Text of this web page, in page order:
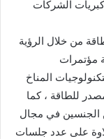
الشركات
من خلال الرؤية
مؤتمرات
المناخ
للطاقة ، كما
الجنسين في مجال
على عدد جلسات